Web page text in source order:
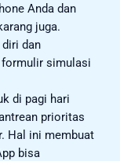
Anda dan
juga.
dan
formulir simulasi
di pagi hari
prioritas
Hal ini membuat
bisa